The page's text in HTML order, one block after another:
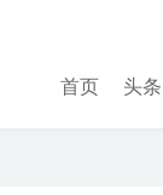
首页 头条